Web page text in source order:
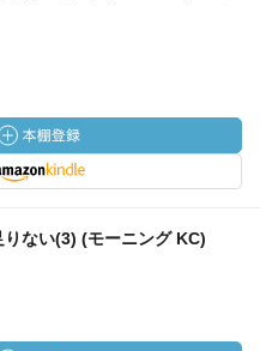
ない(3) (モーニング KC)